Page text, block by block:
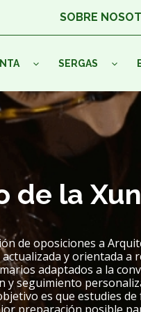
SOBRE
SERGAS
de la
de oposiciones a
y orientada a
adaptados a la
y seguimiento
es que estudies